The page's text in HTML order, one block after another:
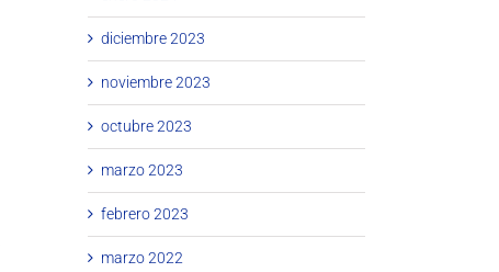
diciembre 2023
noviembre 2023
octubre 2023
marzo 2023
febrero 2023
marzo 2022